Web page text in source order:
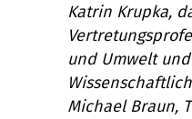
Katrin Krupka,
und Umwelt
Michael Braun,